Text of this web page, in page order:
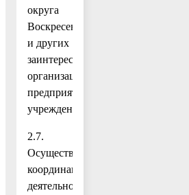
округа
Воскресенск
и других
заинтересованных
организаций,
предприятий,
учреждений.
2.7.
Осуществление
координации
деятельности